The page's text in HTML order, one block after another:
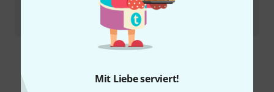
Mit Liebe serviert!
Sofort lieferbar
Alle Preise inkl. MwSt.